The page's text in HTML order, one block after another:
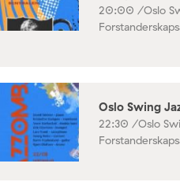
20:00 /Oslo
Oslo Swing
22:30 /Oslo